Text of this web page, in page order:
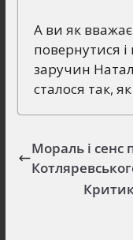
А ви як
повернутися
заручин
сталося так,
Мораль і сенс